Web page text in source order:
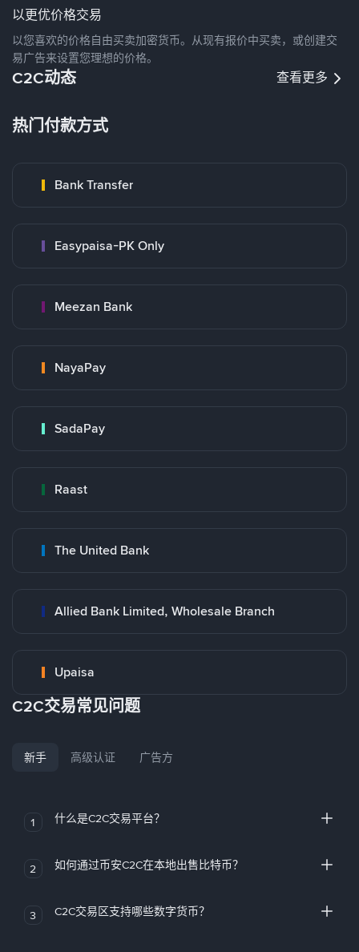
以更优价格交易
以您喜欢的价格自由买卖加密货币。从现有报价中买卖，或创建交
易广告来设置您理想的价格。
C2C动态 查看更多
热门付款方式
Bank Transfer
Easypaisa-PK Only
Meezan Bank
NayaPay
SadaPay
Raast
The United Bank
Allied Bank Limited, Wholesale Branch
Upaisa
C2C交易常见问题
新手 高级认证 广告方
1 什么是C2C交易平台？
2 如何通过币安C2C在本地出售比特币？
3 C2C交易区支持哪些数字货币？